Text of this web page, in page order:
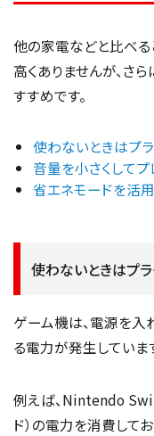
他の家電などと比べ
高くありませんが、さ
すすめです。
使わないときはプ
音量を小さくしてプ
省エネモードを活
使わないときはプ
ゲーム機は、電源を
る電力が発生していま
例えば、Nintendo
ド）の電力を消費して